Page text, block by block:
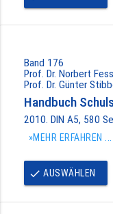
Band 176
Prof. Dr. Norbert
Prof. Dr. Günter
Handbuch
2010. DIN A5, 580
»MEHR ERFAHREN ...
done AUSWÄHLEN